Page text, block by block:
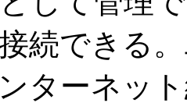
続できる
ターネッ